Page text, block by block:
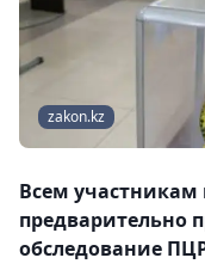
zakon.kz
Всем участникам
предварительно
обследование